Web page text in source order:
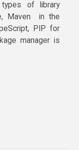
of library
Maven in the
PIP for
manager is